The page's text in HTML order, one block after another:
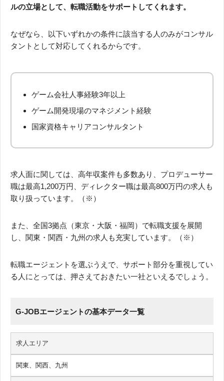
ルの立場として、転職活動をサポートしてくれます。
なぜなら、以下いずれかの条件に該当する人のみがコンサル
タントとして対応してくれるからです。
ゲーム会社人事経験3年以上
ゲーム開発現場のマネジメント経験
国家資格キャリアコンサルタント
求人面に関しては、高年収案件も多数あり、プロデューサー
職は最高1,200万円、ディレクター職は最高800万円の求人も
取り扱っています。（※）
また、全国3拠点（東京・大阪・福岡）で転職支援を展開
し、関東・関西・九州の求人も充実しています。（※）
転職エージェントを選ぶうえで、サポート部分を重視してい
る人にとっては、押さえておきたい一社といえるでしょう。
G-JOBエージェントの基本データ一覧
求人エリア
関東、関西、九州